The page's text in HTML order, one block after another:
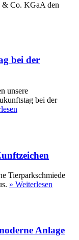
& Co. KGaA den
bei der
unsere
bei der
Tierparkschmiede
» Weiterlesen
Anlage